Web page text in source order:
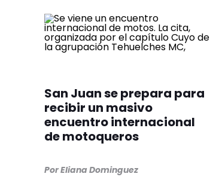
San Juan se prepara para
recibir un masivo
encuentro internacional
de motoqueros
PorEliana Dominguez